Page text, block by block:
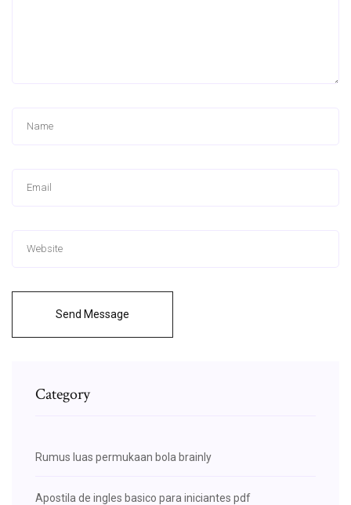
Send Message
Category
Rumus luas permukaan bola brainly
Apostila de ingles basico para iniciantes pdf